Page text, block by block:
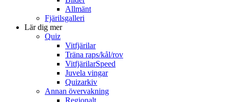
Allmänt
Fjärilsgalleri
Lär dig mer
Quiz
Vitfjärilar
Träna raps/kål/rov
VitfjärilarSpeed
Juvela vingar
Quizarkiv
Annan övervakning
Regionalt